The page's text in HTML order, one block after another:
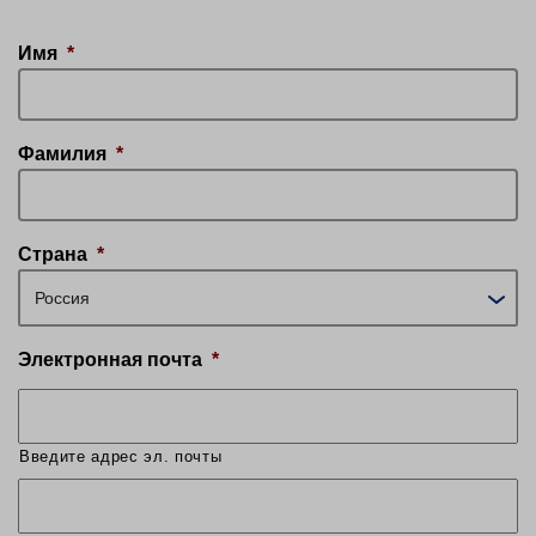
Имя *
Фамилия *
Страна *
Россия
Электронная почта *
Введите адрес эл. почты